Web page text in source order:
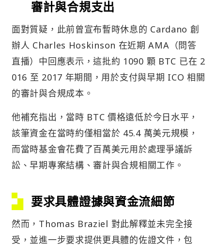
審計與合規支出
面對質疑，此前曾宣布暫時休息的 Cardano 創
辦人 Charles Hoskinson 在近期 AMA（問答
直播）中回應表示，這批約 1090 顆 BTC 已在 2
016 至 2017 年期間，用於支付與早期 ICO 相關
的審計與合規成本。
他補充指出，當時 BTC 價格遠低於今日水平，
該筆資金在當時約僅相當於 45.4 萬美元規模，
而當時基金會花費了百萬美元用於處理爭議訴
訟、早期專案結構、審計與合規相關工作。
要求具體證據與資金流細節
然而，Thomas Braziel 對此解釋並未完全接
受，並進一步要求提供更具體的佐證文件，包